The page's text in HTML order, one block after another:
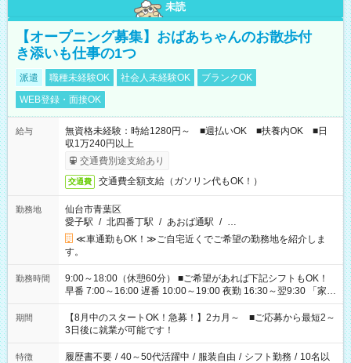
未読
【オープニング募集】おばあちゃんのお散歩付
き添いも仕事の1つ
派遣 職種未経験OK 社会人未経験OK
ブランクOK
WEB登録・面接OK
給与
無資格未経験：時給1280円～ ■週払いOK ■扶養内OK ■日
収1万240円以上
交通費別途支給あり
交通費 交通費全額支給（ガソリン代もOK！）
勤務地
仙台市青葉区
愛子駅 / 北四番丁駅 / あおば通駅 / …
≪車通勤もOK！≫ご自宅近くでご希望の勤務地を紹介しま
す。
勤務時間
9:00～18:00（休憩60分） ■ご希望があれば下記シフトもOK！
早番 7:00～16:00 遅番 10:00～19:00 夜勤 16:30～翌9:30 「家族
と休みを合わせたい」 「余裕を持って夕飯の準備がしたい」
「できれば残業はしたくない」 など、ご希望を教えてください
ね。 ※Wワーク希望の方へ 今ご覧のお仕事で希望する勤務時間
と、もう1つのお仕事の勤務時間。 合計で週40時間を超える場
合は応募できません。
期間
【8月中のスタートOK！急募！】2カ月～ ■ご応募から最短2～
3日後に就業が可能です！
特徴 履歴書不要 / 40～50代活躍中 / 服装自由 / シフト勤務 / 10名以